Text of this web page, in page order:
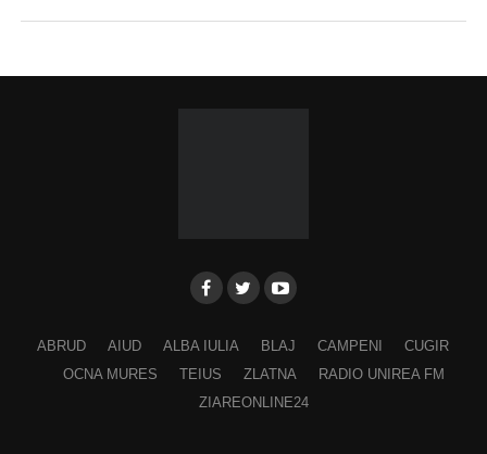
ABRUD AIUD ALBA IULIA BLAJ CAMPENI
CUGIR
OCNA MURES
TEIUS ZLATNA
RADIO UNIREA FM
ZIAREONLINE24